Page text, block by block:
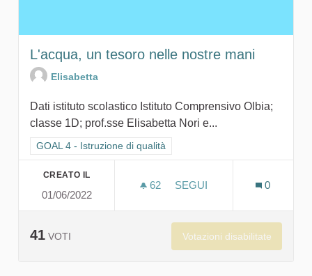
L'acqua, un tesoro nelle nostre mani
Elisabetta
Dati istituto scolastico Istituto Comprensivo Olbia;
classe 1D; prof.sse Elisabetta Nori e...
Filtra i risultati per categoria: GOAL 4 - Istruzione di qualità
GOAL 4 - Istruzione di qualità
CREATO IL
01/06/2022
62 62 SOSTENITORI
SEGUI
0
41 VOTI Votazioni disabilitate